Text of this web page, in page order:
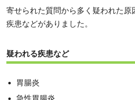
寄せられた質問から多く疑われた原
疾患などがありました。
疑われる疾患など
胃腸炎
急性胃腸炎